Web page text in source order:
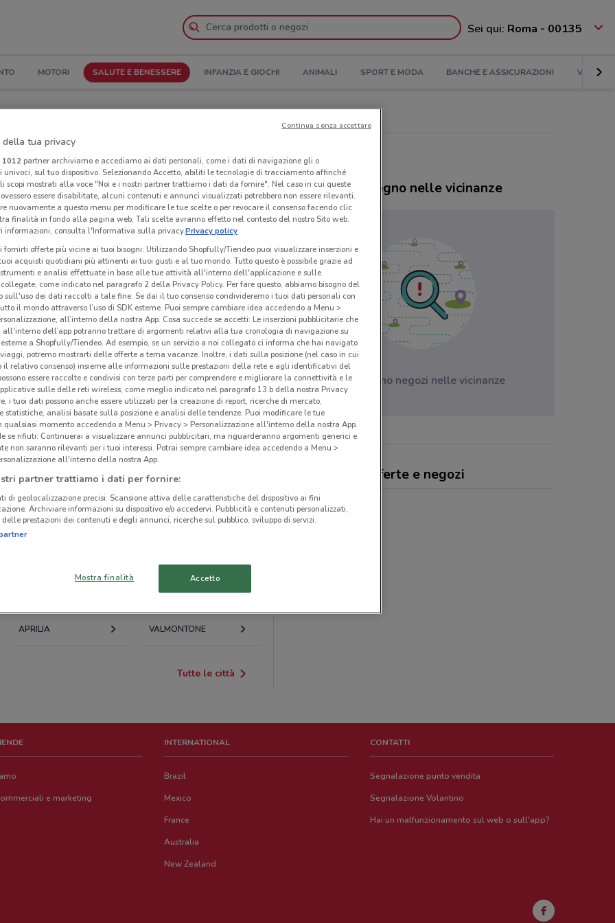
Sei qui: Roma - 00135
MOTORI SALUTE E BENESSERE INFANZIA E GIOCHI ANIMALI SPORT E MODA BANCHE E ASSICURAZIONI VIAGGI
Negozi Farmaregno nelle vicinanze
volantini nella tua zona. Riprova più tardi.
MONTEROTONDO CIAMPINO
BRACCIANO
APRILIA VALMONTONE
Tutte le città
Negozi Farmaregno nelle vicinanze
Non ci sono negozi nelle vicinanze
Farmaregno, offerte e negozi
e marketing
INTERNATIONAL
Brazil
Mexico
France
Australia
New Zealand
CONTATTI
Segnalazione punto vendita
Segnalazione Volantino
Hai un malfunzionamento sul web o sull'app?
della tua privacy
1012partner archiviamo e accediamo ai dati personali, come i dati di navigazione gli o
sul tuo dispositivo. Selezionando Accetto, abiliti le tecnologie di tracciamento affinché
scopi mostrati alla voce "Noi e i nostri partner trattiamo i dati da fornire". Nel caso in cui queste
essere disabilitate, alcuni contenuti e annunci visualizzati potrebbero non essere rilevanti.
nuovamente a questo menu per modificare le tue scelte o per revocare il consenso facendo clic
finalità in fondo alla pagina web. Tali scelte avranno effetto nel contesto del nostro Sito web.
informazioni, consulta l'Informativa sulla privacy.Privacy policy
fornirti offerte più vicine ai tuoi bisogni: Utilizzando Shopfully/Tiendeo puoi visualizzare inserzioni e
acquisti quotidiani più attinenti ai tuoi gusti e al tuo mondo. Tutto questo è possibile grazie ad
e analisi effettuate in base alle tue attività all'interno dell'applicazione e sulle
come indicato nel paragrafo 2 della Privacy Policy. Per fare questo, abbiamo bisogno del
sull'uso dei dati raccolti a tale fine. Se dai il tuo consenso condivideremo i tuoi dati personali con
il mondo attraverso l’uso di SDK esterne. Puoi sempre cambiare idea accedendo a Menu >
all’interno della nostra App. Cosa succede se accetti: Le inserzioni pubblicitarie che
all'interno dell’app potranno trattare di argomenti relativi alla tua cronologia di navigazione su
a Shopfully/Tiendeo. Ad esempio, se un servizio a noi collegato ci informa che hai navigato
potremo mostrarti delle offerte a tema vacanze. Inoltre, i dati sulla posizione (nel caso in cui
il relativo consenso) insieme alle informazioni sulle prestazioni della rete e agli identificativi del
essere raccolte e condivisi con terze parti per comprendere e migliorare la connettività e le
sulle delle reti wireless, come meglio indicato nel paragrafo 13.b della nostra Privacy
i tuoi dati possono anche essere utilizzati per la creazione di report, ricerche di mercato,
statistiche, analisi basate sulla posizione e analisi delle tendenze. Puoi modificare le tue
qualsiasi momento accedendo a Menu > Privacy > Personalizzazione all'interno della nostra App.
se rifiuti: Continuerai a visualizzare annunci pubblicitari, ma riguarderanno argomenti generici e
non saranno rilevanti per i tuoi interessi. Potrai sempre cambiare idea accedendo a Menu >
all'interno della nostra App.
partner trattiamo i dati per fornire:
di geolocalizzazione precisi. Scansione attiva delle caratteristiche del dispositivo ai fini
Archiviare informazioni su dispositivo e/o accedervi. Pubblicità e contenuti personalizzati,
prestazioni dei contenuti e degli annunci, ricerche sul pubblico, sviluppo di servizi.
Mostra finalità Accetto
Continua senza accettare